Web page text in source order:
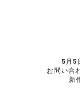
5月5
お問い合
新